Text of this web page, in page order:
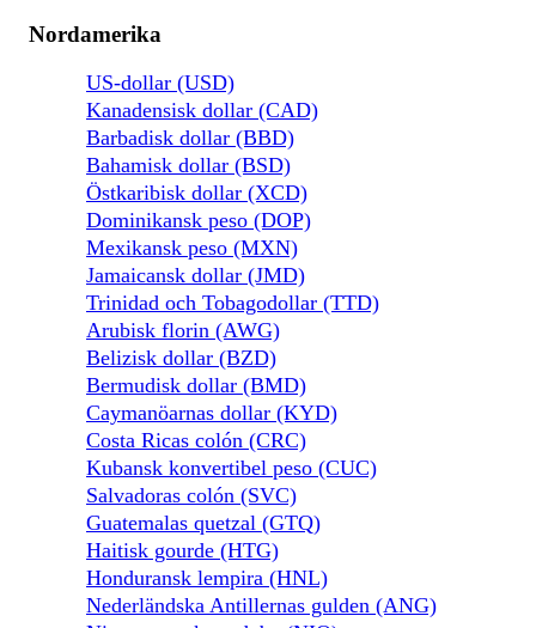
Nordamerika
US-dollar (USD)
Kanadensisk dollar (CAD)
Barbadisk dollar (BBD)
Bahamisk dollar (BSD)
Östkaribisk dollar (XCD)
Dominikansk peso (DOP)
Mexikansk peso (MXN)
Jamaicansk dollar (JMD)
Trinidad och Tobagodollar (TTD)
Arubisk florin (AWG)
Belizisk dollar (BZD)
Bermudisk dollar (BMD)
Caymanöarnas dollar (KYD)
Costa Ricas colón (CRC)
Kubansk konvertibel peso (CUC)
Salvadoras colón (SVC)
Guatemalas quetzal (GTQ)
Haitisk gourde (HTG)
Honduransk lempira (HNL)
Nederländska Antillernas gulden (ANG)